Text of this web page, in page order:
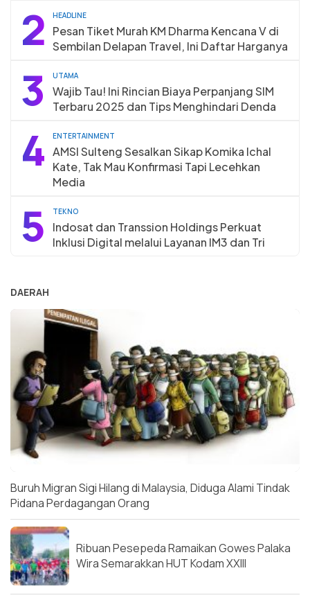
2 HEADLINE
Pesan Tiket Murah KM Dharma Kencana V di
Sembilan Delapan Travel, Ini Daftar Harganya
3 UTAMA
Wajib Tau! Ini Rincian Biaya Perpanjang SIM
Terbaru 2025 dan Tips Menghindari Denda
4 ENTERTAINMENT
AMSI Sulteng Sesalkan Sikap Komika Ichal
Kate, Tak Mau Konfirmasi Tapi Lecehkan
Media
5 TEKNO
Indosat dan Transsion Holdings Perkuat
Inklusi Digital melalui Layanan IM3 dan Tri
DAERAH
Buruh Migran Sigi Hilang di Malaysia, Diduga Alami Tindak
Pidana Perdagangan Orang
Ribuan Pesepeda Ramaikan Gowes Palaka
Wira Semarakkan HUT Kodam XXIII